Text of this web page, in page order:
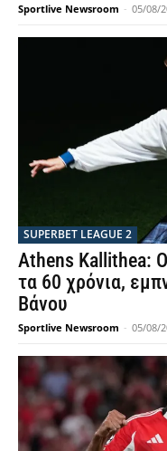
Sportlive Newsroom - 05/08/
SUPERBET LEAGUE 2
Athens Kallithea:
τα 60 χρόνια,
Βάνου
Sportlive Newsroom - 05/08/